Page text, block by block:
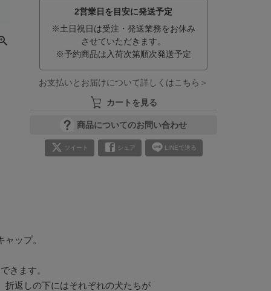
2営業日を目安に発送予定
※土日祝日は受注・発送業務をお休み
させていただきます。
※予約商品は入荷次第順次発送予定
お支払いとお届けについて詳しくはこちら＞
カートを見る
商品についてのお問い合わせ
ツイート シェア LINEで送る
ップ。
きます。
折返しの下にはそれぞれの犬たちが